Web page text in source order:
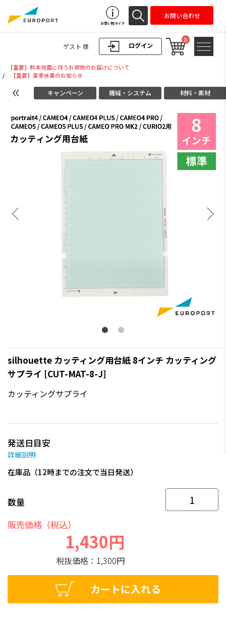
ログイン
ゲスト 様
0
お買い物ガイド
お問い合わせ
【重要】熊本地震に伴うお荷物のお届けについて
/
【重要】夏季休業のお知らせ
キャンペーン 機械・システム 材料・素材
silhouette カッティング用台紙 8インチ カッティング
サプライ [CUT-MAT-8-J]
カッティングサプライ
発送日目安
詳細説明
在庫品（12時までの注文で当日発送）
数量
販売価格（税込）
1,430円
税抜価格： 1,300円
カートに入れる